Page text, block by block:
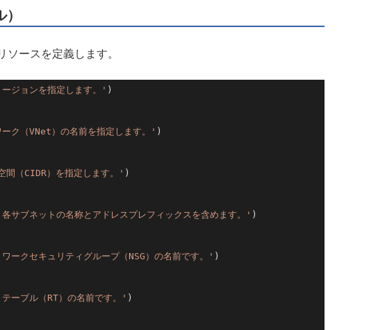
ースを定義します。
ジョンを指定します。' )
ク（VNet）の名前を指定します。' )
間（CIDR）を指定します。' )
サブネットの名称とアドレスプレフィックスを含めます。' )
ークセキュリティグループ（NSG）の名前です。' )
ーブル（RT）の名前です。' )